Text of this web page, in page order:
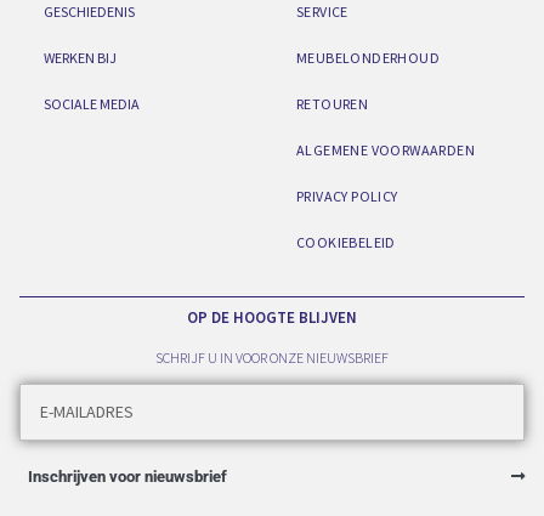
GESCHIEDENIS
WERKEN BIJ
SOCIALE MEDIA
SERVICE
MEUBELONDERHOUD
RETOUREN
ALGEMENE VOORWAARDEN
PRIVACY POLICY
COOKIEBELEID
OP DE HOOGTE BLIJVEN
SCHRIJF U IN VOOR ONZE NIEUWSBRIEF
Inschrijven voor nieuwsbrief